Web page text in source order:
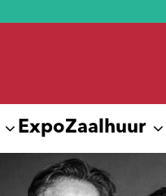
ExpoZaalhuur